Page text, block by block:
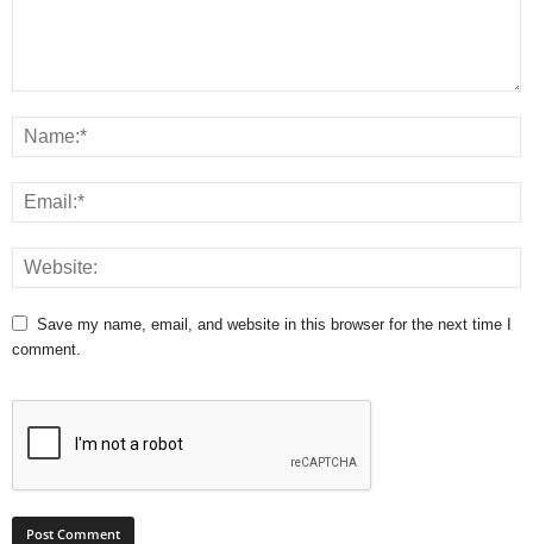
Save my name, email, and website in this browser for the next time I
comment.